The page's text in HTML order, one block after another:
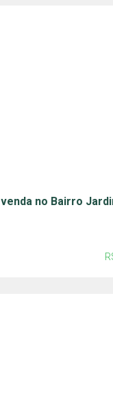
no Bairro